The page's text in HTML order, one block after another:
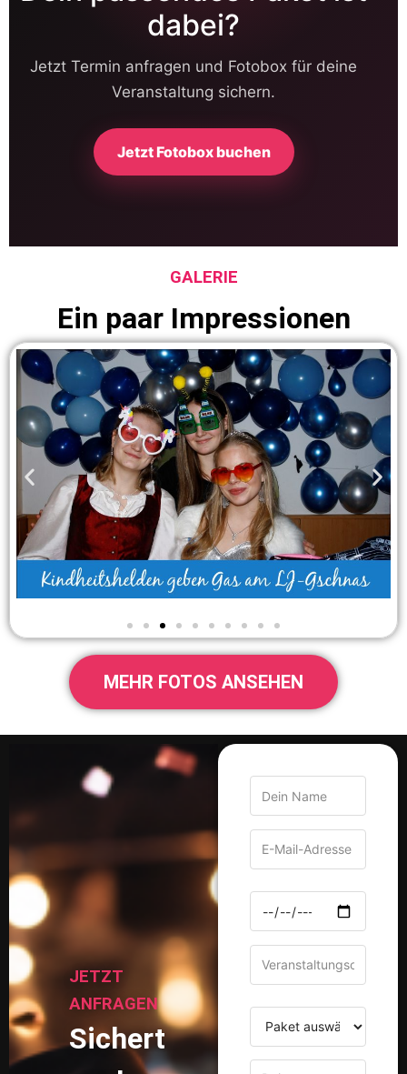
dabei?
Jetzt Termin anfragen und Fotobox für deine
Veranstaltung sichern.
Jetzt Fotobox buchen
GALERIE
Ein paar Impressionen
MEHR FOTOS ANSEHEN
JETZT
ANFRAGEN
Sichert